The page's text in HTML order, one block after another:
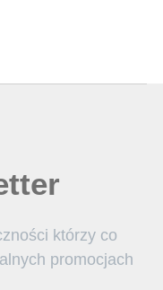
którzy co
promocjach